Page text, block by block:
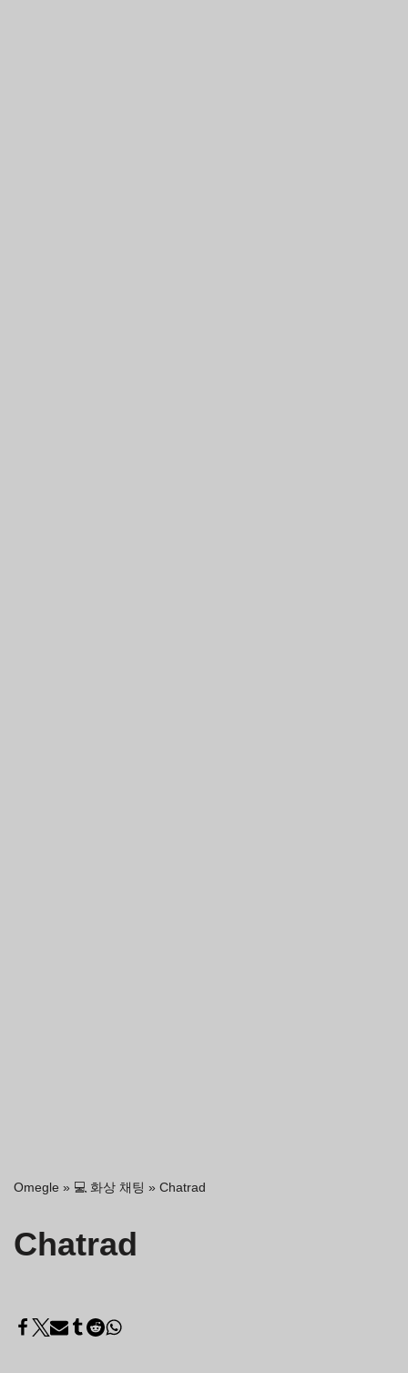
Omegle » 💻 화상 채팅 » Chatrad
Chatrad